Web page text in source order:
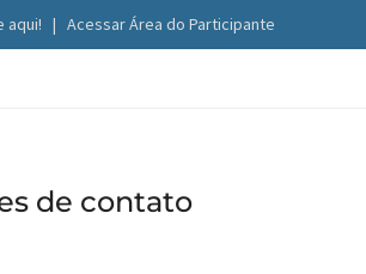
aqui! | Acessar Área do Participante
de contato